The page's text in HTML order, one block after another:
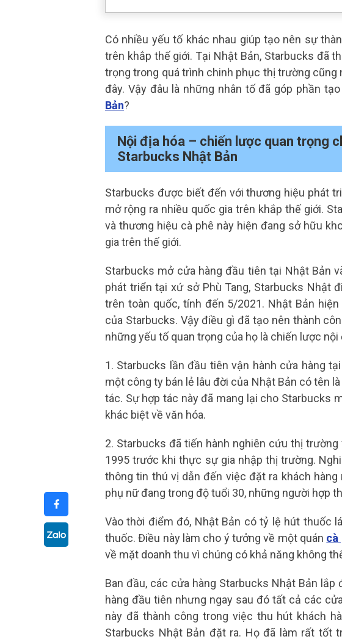
Có nhiều yếu tố khác nhau giúp tạo nên sự
trên khắp thế giới. Tại Nhật Bản, Starbucks đã
trọng trong quá trình chinh phục thị trường cũng
đây. Vậy đâu là những nhân tố đã góp phần
Bản?
Nội địa hóa – chiến lược quan trọng
Starbucks Nhật Bản
Starbucks được biết đến với thương hiệu phát
mở rộng ra nhiều quốc gia trên khắp thế giới.
và thương hiệu cà phê này hiện đang sở hữu
gia trên thế giới.
Starbucks mở cửa hàng đầu tiên tại Nhật Bản
phát triển tại xứ sở Phù Tang, Starbucks Nhật
trên toàn quốc, tính đến 5/2021. Nhật Bản
của Starbucks. Vậy điều gì đã tạo nên thành
những yếu tố quan trọng của họ là chiến lược
1. Starbucks lần đầu tiên vận hành cửa hàng
một công ty bán lẻ lâu đời của Nhật Bản có tên
tác. Sự hợp tác này đã mang lại cho Starbucks
khác biệt về văn hóa.
2. Starbucks đã tiến hành nghiên cứu thị
1995 trước khi thực sự gia nhập thị trường.
thông tin thú vị dẫn đến việc đặt ra khách
phụ nữ đang trong độ tuổi 30, những người hợp
Vào thời điểm đó, Nhật Bản có tỷ lệ hút thuốc
thuốc. Điều này làm cho ý tưởng về một quán cà
về mặt doanh thu vì chúng có khả năng không
Ban đầu, các cửa hàng Starbucks Nhật Bản
hàng đầu tiên nhưng ngay sau đó tất cả các
này đã thành công trong việc thu hút khách
Starbucks Nhật Bản đặt ra. Họ đã làm rất tốt